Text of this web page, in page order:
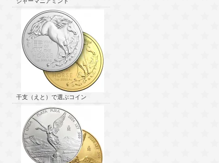
干支（えと）で選ぶコイン